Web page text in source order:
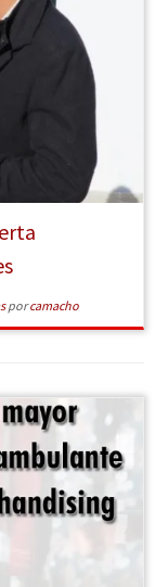
más]
porcamacho